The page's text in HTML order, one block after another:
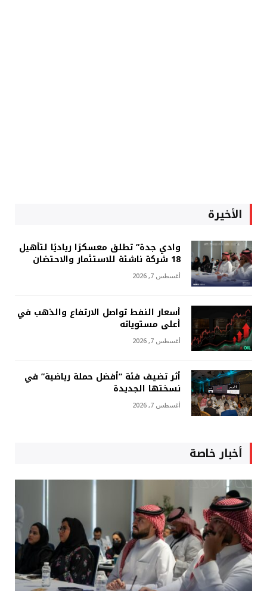
الأخيرة
وادي جدة” تطلق معسكرًا رياديًا لتأهيل
18 شركة ناشئة للاستثمار والاحتضان
أغسطس 7, 2026
أسعار النفط تواصل الارتفاع والذهب في
أعلى مستوياته
أغسطس 7, 2026
أثر تضيف فئة “أفضل حملة رياضية” في
نسختها الجديدة
أغسطس 7, 2026
أخبار خاصة